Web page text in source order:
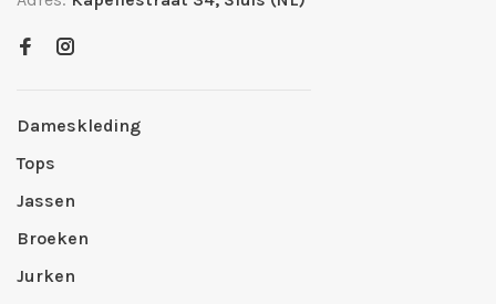
Dameskleding
Tops
Jassen
Broeken
Jurken